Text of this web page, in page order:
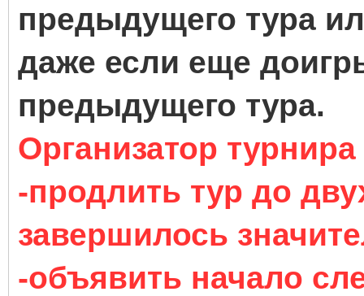
предыдущего тура
даже если еще
предыдущего тура.
Организатор
-продлить тур до
завершилось
-объявить начало